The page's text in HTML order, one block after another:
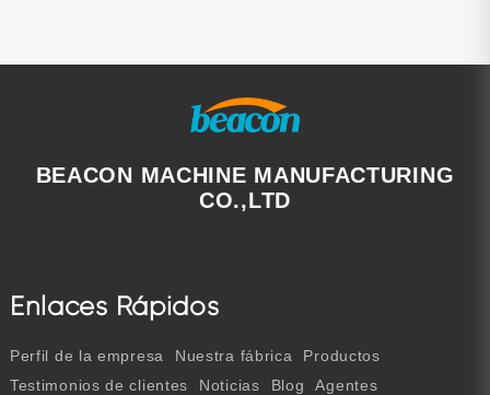
BEACON MACHINE MANUFACTURING
CO.,LTD
Enlaces Rápidos
Perfil de la empresa Nuestra fábrica
Productos
Testimonios de clientes
Noticias Blog
Agentes